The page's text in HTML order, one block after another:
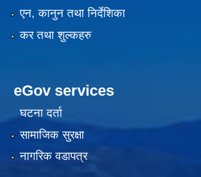
एन, कानुन तथा निर्देशिका
कर तथा शुल्कहरु
eGov services
घटना दर्ता
सामाजिक सुरक्षा
नागरिक वडापत्र